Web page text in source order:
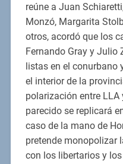
reúne a Juan
Monzó, Margarita
otros, acordó que los
Fernando Gray y Julio
listas en el conurbano
el interior de la
polarización entre
parecido se replicará
caso de la mano de
pretende monopolizar
con los libertarios y